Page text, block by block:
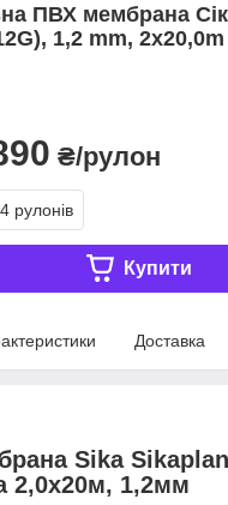
ПВХ мембрана
1,2 mm, 2x20,0m
₴/рулон
4 рулонів
Купити
Доставка
Sika
2,0х20м, 1,2мм